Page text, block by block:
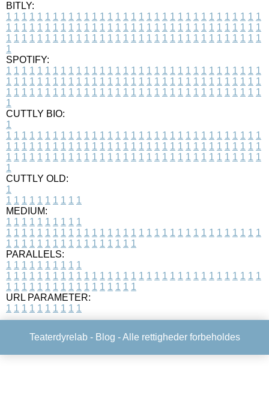
BITLY:
1 1 1 1 1 1 1 1 1 1 1 1 1 1 1 1 1 1 1 1 1 1 1 1 1 1 1 1 1 1 1 1 1
1 1 1 1 1 1 1 1 1 1 1 1 1 1 1 1 1 1 1 1 1 1 1 1 1 1 1 1 1 1 1 1 1
1 1 1 1 1 1 1 1 1 1 1 1 1 1 1 1 1 1 1 1 1 1 1 1 1 1 1 1 1 1 1 1 1
1
SPOTIFY:
1 1 1 1 1 1 1 1 1 1 1 1 1 1 1 1 1 1 1 1 1 1 1 1 1 1 1 1 1 1 1 1 1
1 1 1 1 1 1 1 1 1 1 1 1 1 1 1 1 1 1 1 1 1 1 1 1 1 1 1 1 1 1 1 1 1
1 1 1 1 1 1 1 1 1 1 1 1 1 1 1 1 1 1 1 1 1 1 1 1 1 1 1 1 1 1 1 1 1
1
CUTTLY BIO:
1
1 1 1 1 1 1 1 1 1 1 1 1 1 1 1 1 1 1 1 1 1 1 1 1 1 1 1 1 1 1 1 1 1
1 1 1 1 1 1 1 1 1 1 1 1 1 1 1 1 1 1 1 1 1 1 1 1 1 1 1 1 1 1 1 1 1
1 1 1 1 1 1 1 1 1 1 1 1 1 1 1 1 1 1 1 1 1 1 1 1 1 1 1 1 1 1 1 1 1
1
CUTTLY OLD:
1
1 1 1 1 1 1 1 1 1 1
MEDIUM:
1 1 1 1 1 1 1 1 1 1
1 1 1 1 1 1 1 1 1 1 1 1 1 1 1 1 1 1 1 1 1 1 1 1 1 1 1 1 1 1 1 1 1
1 1 1 1 1 1 1 1 1 1 1 1 1 1 1 1 1
PARALLELS:
1 1 1 1 1 1 1 1 1 1
1 1 1 1 1 1 1 1 1 1 1 1 1 1 1 1 1 1 1 1 1 1 1 1 1 1 1 1 1 1 1 1 1
1 1 1 1 1 1 1 1 1 1 1 1 1 1 1 1 1
URL PARAMETER:
1 1 1 1 1 1 1 1 1 1
Teaterdyrelab - Blog - Alle rettigheder forbeholdes